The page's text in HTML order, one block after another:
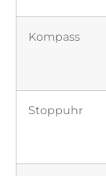
Kompass
Stoppuhr